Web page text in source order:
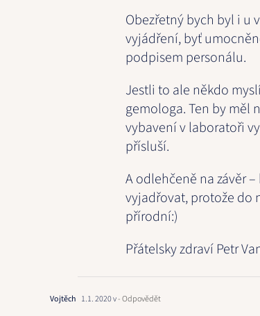
Obezřetný bych byl i u
vyjádření, byť
podpisem personálu.
Jestli to ale někdo
gemologa. Ten by měl
vybavení v laboratoři
přísluší.
A odlehčeně na závěr
vyjadřovat, protože do
přírodní:)
Přátelsky zdraví Petr
Vojtěch 1.1. 2020 v- Odpovědět